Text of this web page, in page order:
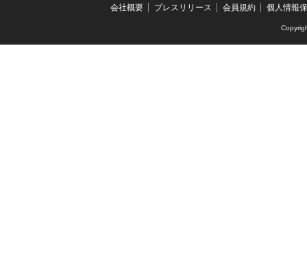
会社概要 プレスリリース 会員規約 個人情報